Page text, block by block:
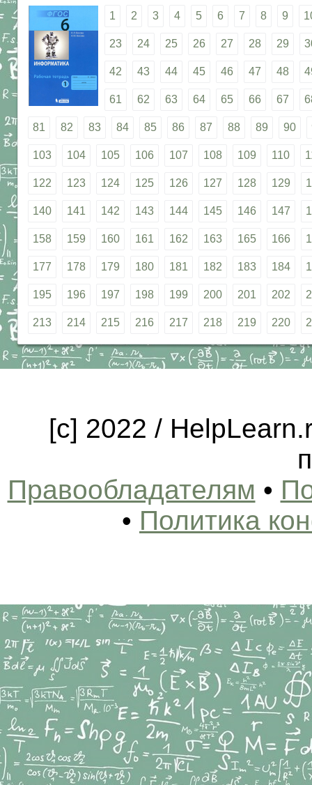
1 2 3 4 5 6 7 8 9
23 24 25 26 27 28 29
42 43 44 45 46 47 48
61 62 63 64 65 66 67
81 82 83 84 85 86 87 88 89 90
103 104 105 106 107 108 109 110
122 123 124 125 126 127 128 129
140 141 142 143 144 145 146 147
158 159 160 161 162 163 165 166
177 178 179 180 181 182 183 184
195 196 197 198 199 200 201 202
213 214 215 216 217 218 219 220
[c] 2022 /
Правообладателям •
• Политика